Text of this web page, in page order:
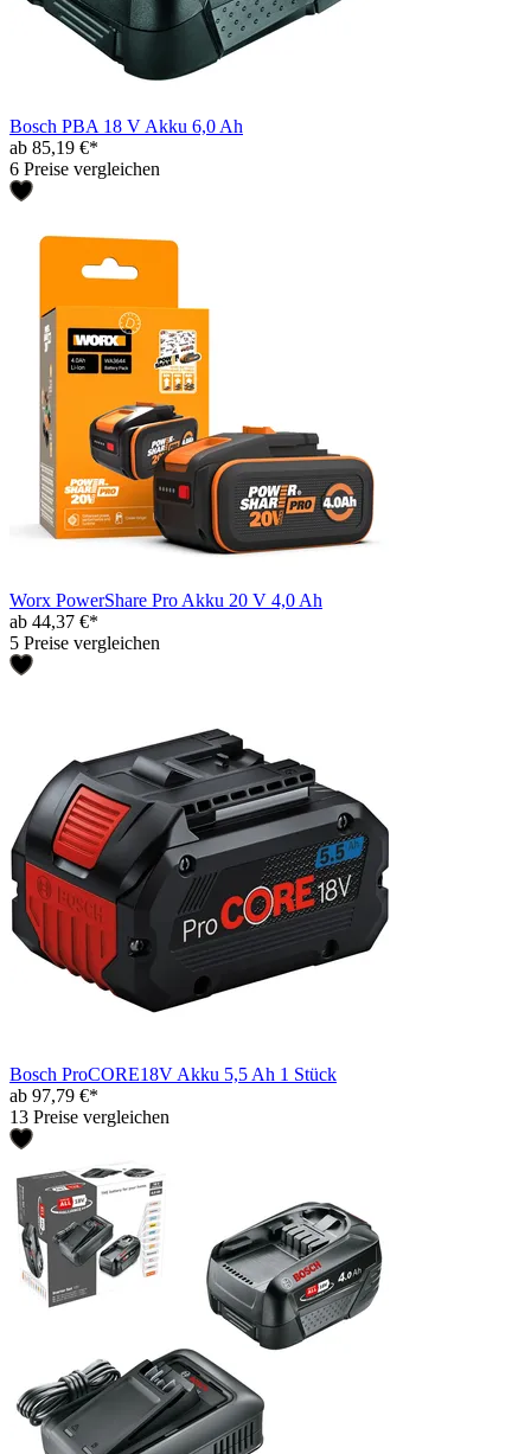
Bosch PBA 18 V Akku 6,0 Ah
ab 85,19 €*
6 Preise vergleichen
Worx PowerShare Pro Akku 20 V 4,0 Ah
ab 44,37 €*
5 Preise vergleichen
Bosch ProCORE18V Akku 5,5 Ah 1 Stück
ab 97,79 €*
13 Preise vergleichen